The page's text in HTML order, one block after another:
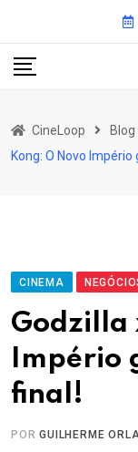
CineLoop Blog
Kong: O Novo
CINEMA
Godzilla
Império
final!
PORGUILHERME